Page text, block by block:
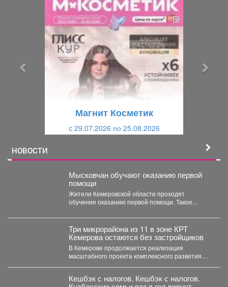
Магнит Косметик
c 29.07.2026 по 25.08.2026
НОВОСТИ
Мысковчан обучают оказанию первой
помощи
Жители Кемеровской области проходят
обучение оказанию первой помощи. Такое
Три микрорайона из 11 в зоне КРТ
Кемерова остаются без застройщиков
В Кемерове продолжается реализация
масштабного проекта комплексного развития
Кешбэк с налогов. Кешбэк с налогов.